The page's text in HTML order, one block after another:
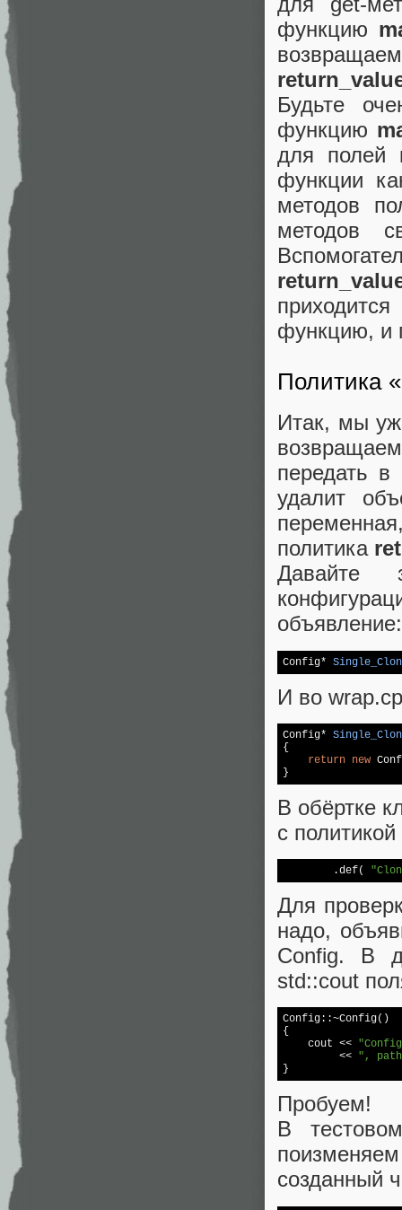
функцию
Будьте
функцию
для полей
функции
методов
методов
функцию, и
Политика
Итак, мы
передать в
удалит
политика
Давайте
объявление:
Config*
И во
Config*
{
return new
В обёртке
с
        .def(
Для
надо,
Config. В
std::cout
Config::~Config()
{
cout <<
         <<
",
Пробуем!
В
созданный